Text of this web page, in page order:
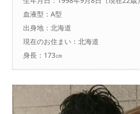
血液型：A型
出身地：北海道
現在のお住まい：北海道
身長：173㎝